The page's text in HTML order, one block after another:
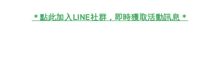
＊點此加入LINE社群，即時獲取活動訊息＊